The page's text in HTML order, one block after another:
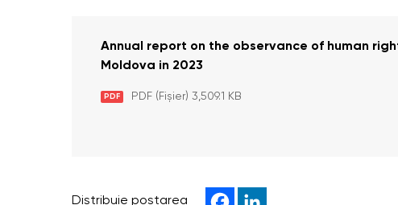
Annual report on the observance of human
Moldova in 2023
PDF PDF (Fișier) 3,509.1 KB
Distribuie postarea